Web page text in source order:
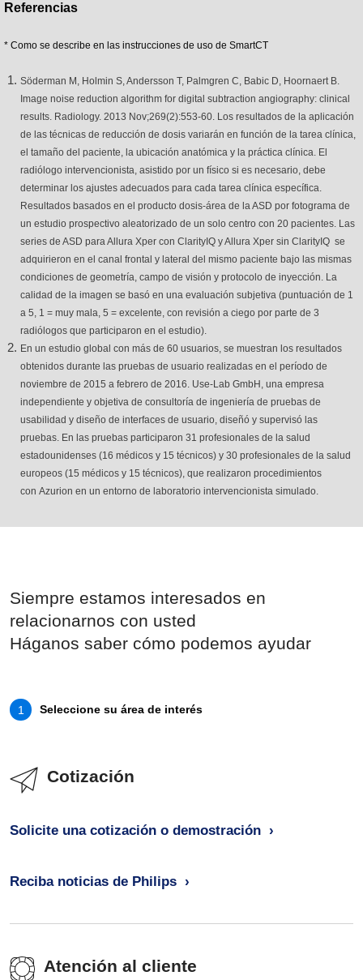
Referencias
* Como se describe en las instrucciones de uso de SmartCT
Söderman M, Holmin S, Andersson T, Palmgren C, Babic D, Hoornaert B.
Image noise reduction algorithm for digital subtraction angiography: clinical
results. Radiology. 2013 Nov;269(2):553-60. Los resultados de la aplicación
de las técnicas de reducción de dosis variarán en función de la tarea clínica,
el tamaño del paciente, la ubicación anatómica y la práctica clínica. El
radiólogo intervencionista, asistido por un físico si es necesario, debe
determinar los ajustes adecuados para cada tarea clínica específica.
Resultados basados en el producto dosis-área de la ASD por fotograma de
un estudio prospectivo aleatorizado de un solo centro con 20 pacientes. Las
series de ASD para Allura Xper con ClarityIQ y Allura Xper sin ClarityIQ se
adquirieron en el canal frontal y lateral del mismo paciente bajo las mismas
condiciones de geometría, campo de visión y protocolo de inyección. La
calidad de la imagen se basó en una evaluación subjetiva (puntuación de 1
a 5, 1 = muy mala, 5 = excelente, con revisión a ciego por parte de 3
radiólogos que participaron en el estudio).
En un estudio global con más de 60 usuarios, se muestran los resultados
obtenidos durante las pruebas de usuario realizadas en el período de
noviembre de 2015 a febrero de 2016. Use-Lab GmbH, una empresa
independiente y objetiva de consultoría de ingeniería de pruebas de
usabilidad y diseño de interfaces de usuario, diseñó y supervisó las
pruebas. En las pruebas participaron 31 profesionales de la salud
estadounidenses (16 médicos y 15 técnicos) y 30 profesionales de la salud
europeos (15 médicos y 15 técnicos), que realizaron procedimientos
con Azurion en un entorno de laboratorio intervencionista simulado.
Siempre estamos interesados en
relacionarnos con usted
Háganos saber cómo podemos ayudar
1 Seleccione su área de interés
Cotización
Solicite una cotización o demostración
Reciba noticias de Philips
Atención al cliente